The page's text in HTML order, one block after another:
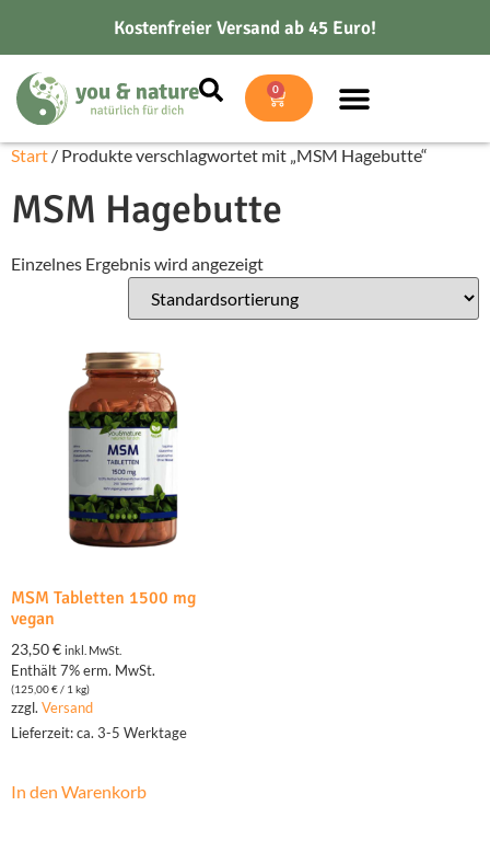
Kostenfreier Versand ab 45 Euro!
0
Start / Produkte verschlagwortet mit „MSM Hagebutte“
MSM Hagebutte
Einzelnes Ergebnis wird angezeigt
MSM Tabletten 1500 mg
vegan
23,50€ inkl. MwSt.
Enthält 7% erm. MwSt.
(125,00€/ 1 kg)
zzgl. Versand
Lieferzeit: ca. 3-5 Werktage
In den Warenkorb